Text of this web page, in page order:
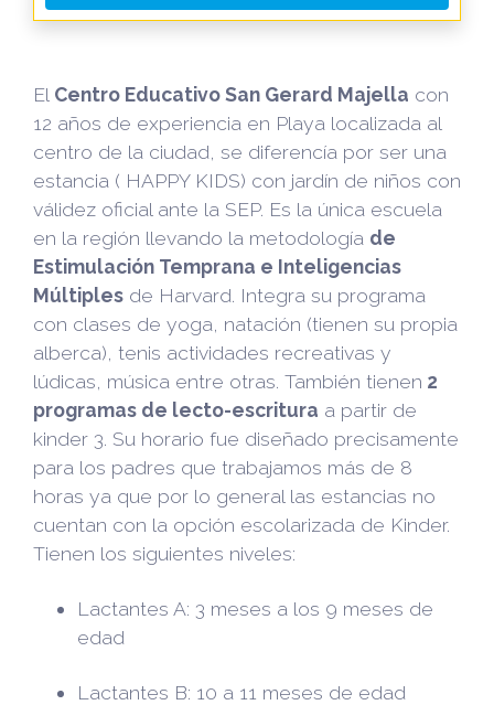
El Centro Educativo San Gerard Majella con
12 años de experiencia en Playa localizada al
centro de la ciudad, se diferencía por ser una
estancia ( HAPPY KIDS) con jardín de niños con
válidez oficial ante la SEP. Es la única escuela
en la región llevando la metodología de
Estimulación Temprana e Inteligencias
Múltiples de Harvard. Integra su programa
con clases de yoga, natación (tienen su propia
alberca), tenis actividades recreativas y
lúdicas, música entre otras. También tienen 2
programas de lecto-escritura a partir de
kinder 3. Su horario fue diseñado precisamente
para los padres que trabajamos más de 8
horas ya que por lo general las estancias no
cuentan con la opción escolarizada de Kinder.
Tienen los siguientes niveles:
Lactantes A: 3 meses a los 9 meses de
edad
Lactantes B: 10 a 11 meses de edad